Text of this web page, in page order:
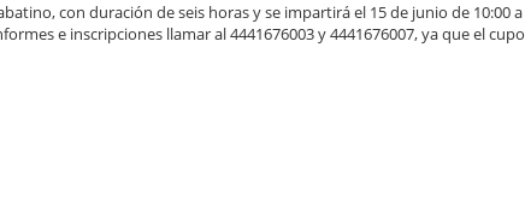
con duración de seis horas y se impartirá el 15 de junio de 10:00 a
e inscripciones llamar al 4441676003 y 4441676007, ya que el cupo